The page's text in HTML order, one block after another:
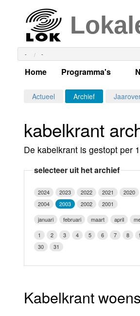
- -
Home Programma's
Alle dagen
Per dag
Luister LOK Live
LOK schijf
Oude LOK
Actueel Archief
kabelkrant
De kabelkrant is gestopt per
selecteer uit het archief
2024 2023 2022 2021 2020
2004
2003 2002
2001
januari
februari maart april
1
2 3 4 5 6 7 8
30
31
Kabelkrant